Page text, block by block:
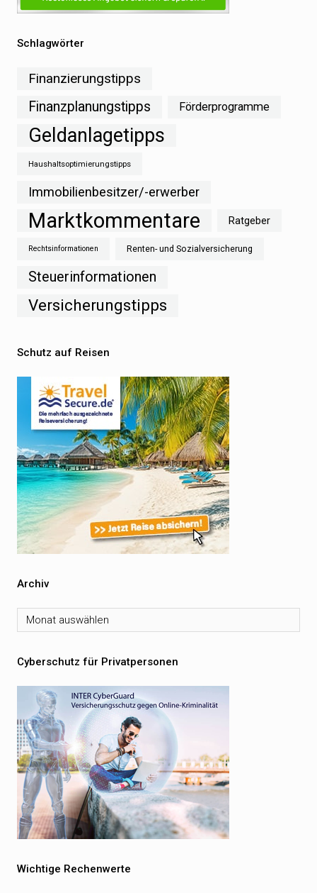
Schlagwörter
Finanzierungstipps
Finanzplanungstipps
Förderprogramme
Geldanlagetipps
Haushaltsoptimierungstipps
Immobilienbesitzer/-erwerber
Marktkommentare Ratgeber
Rechtsinformationen Renten- und Sozialversicherung
Steuerinformationen
Versicherungstipps
Schutz auf Reisen
Archiv
Archiv
Cyberschutz für Privatpersonen
Wichtige Rechenwerte